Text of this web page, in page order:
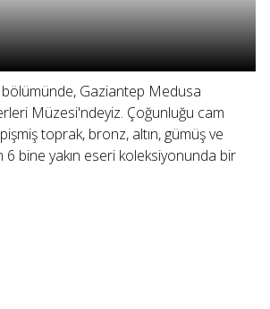
Gaziantep Medusa
Müzesi'ndeyiz. Çoğunluğu cam
toprak, bronz, altın, gümüş ve
bine yakın eseri koleksiyonunda bir